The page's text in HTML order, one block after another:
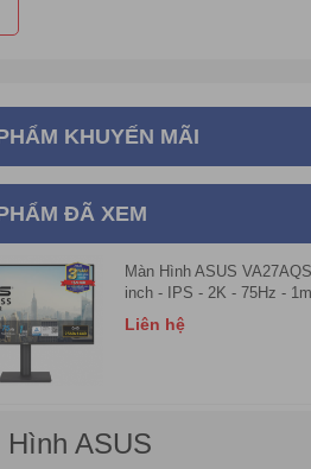
KHUYẾN MÃI
ĐÃ XEM
Màn Hình ASUS
inch - IPS - 2K - 75Hz -
Speaker)
Liên hệ
Hình ASUS